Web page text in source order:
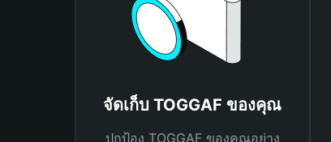
จัดเก็บ TOGGAF ของคุณ
ปกป้อง TOGGAF ของคุณอย่าง